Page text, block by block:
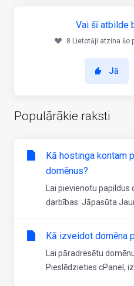
Vai šī atbilde
8 Lietotāji atzina šo
Jā
Populārākie raksti
Kā hostinga kontam
domēnus?
Lai pievienotu
darbības: Jāpasūta
Kā izveidot domēna
Lai pāradresētu
Pieslēdzieties cPanel,